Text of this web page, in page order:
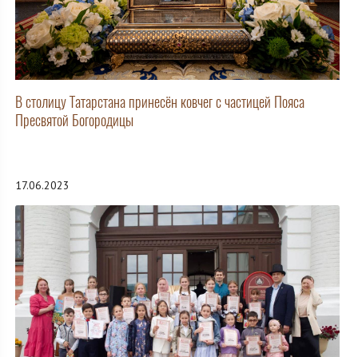
В столицу Татарстана принесён ковчег с частицей Пояса
Пресвятой Богородицы
17.06.2023